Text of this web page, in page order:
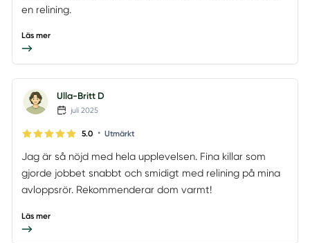
en relining.
Läs mer
Ulla-Britt D
juli 2025
5.0 • Utmärkt
Jag är så nöjd med hela upplevelsen. Fina killar som
gjorde jobbet snabbt och smidigt med relining på mina
avloppsrör. Rekommenderar dom varmt!
Läs mer